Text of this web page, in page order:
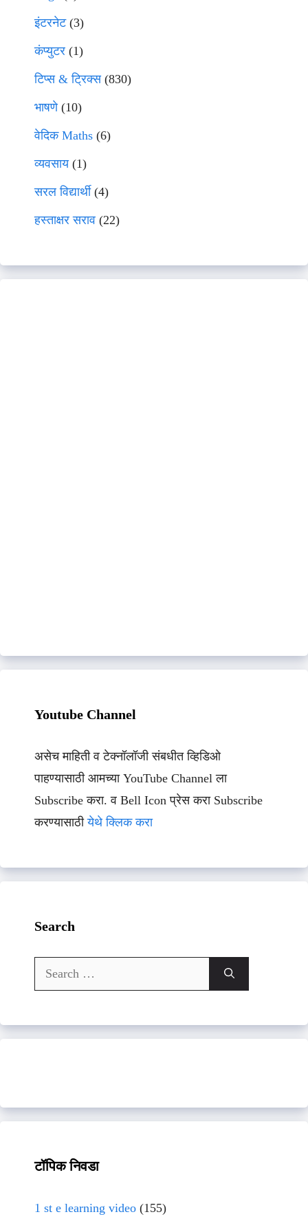
इंटरनेट(3)
कंप्युटर (1)
टिप्स & ट्रिक्स(830)
भाषणे(10)
वेदिक Maths (6)
व्यवसाय(1)
सरल विद्यार्थी(4)
हस्ताक्षर सराव (22)
Youtube Channel
असेच माहिती व टेक्नॉलॉजी संबधीत व्हिडिओ
पाहण्यासाठी आमच्या YouTube Channel ला
Subscribe करा. व Bell Icon प्रेस करा Subscribe
करण्यासाठीयेथे क्लिक करा
Search
Search
for:
टॉपिक निवडा
1 st e learning video (155)